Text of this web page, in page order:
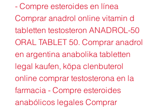
- Compre esteroides en línea
Comprar anadrol online vitamin d
tabletten testosteron ANADROL-50
ORAL TABLET 50. Comprar anadrol
en argentina anabolika tabletten
legal kaufen, köpa clenbuterol
online comprar testosterona en la
farmacia - Compre esteroides
anabólicos legales Comprar